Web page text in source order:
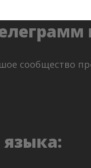
сообщество